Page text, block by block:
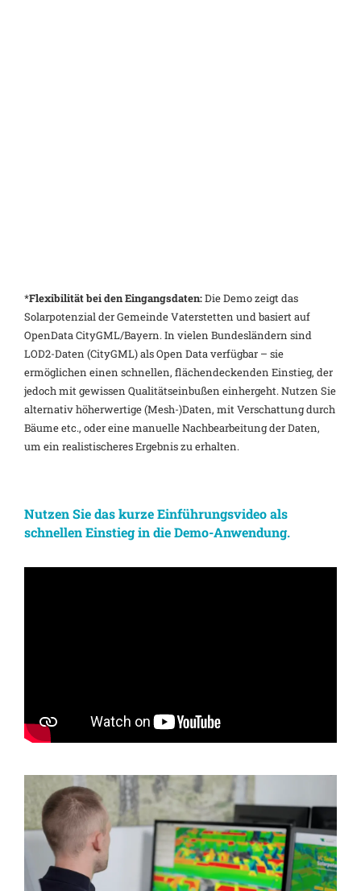
*Flexibilität bei den Eingangsdaten:Die Demo zeigt das
Solarpotenzial der Gemeinde Vaterstetten und basiert auf
OpenData CityGML/Bayern. In vielen Bundesländern sind
LOD2-Daten (CityGML) als Open Data verfügbar – sie
ermöglichen einen schnellen, flächendeckenden Einstieg, der
jedoch mit gewissen Qualitätseinbußen einhergeht. Nutzen Sie
alternativ höherwertige (Mesh-)Daten, mit Verschattung durch
Bäume etc., oder eine manuelle Nachbearbeitung der Daten,
um ein realistischeres Ergebnis zu erhalten.
Nutzen Sie das kurze Einführungsvideo als
schnellen Einstieg in die Demo-Anwendung.